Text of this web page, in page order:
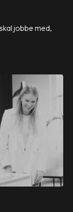
jobbe med,